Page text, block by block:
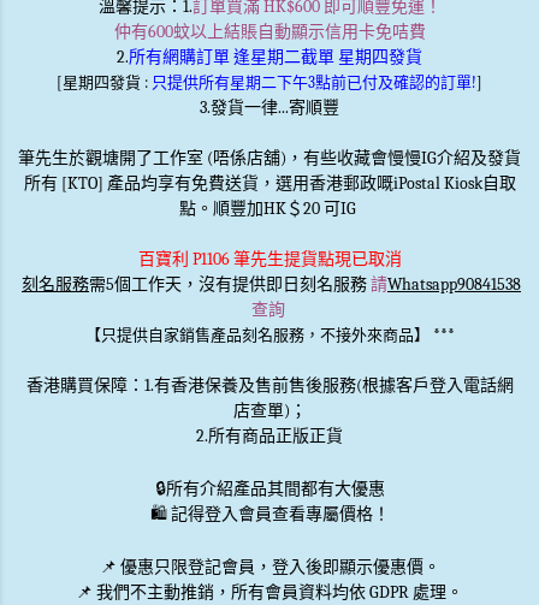
溫馨提示：1.訂單買滿 HK$600 即可順豐免運！
仲有600蚊以上結賬自動顯示信用卡免咭費
2.所有網購訂單 逢星期二截單 星期四發貨
[星期四發貨 : 只提供所有星期二下午3點前已付及確認的訂單!]
3.發貨一律...寄順豐
筆先生於觀塘開了工作室 (唔係店舖)，有些收藏會慢慢IG介紹及發貨
所有 [KTO] 產品均享有免費送貨，選用香港郵政嘅iPostal Kiosk自取
點。順豐加HK＄20 可IG
百寶利 P1106 筆先生提貨點現已取消
刻名服務需5個工作天，沒有提供即日刻名服務請Whatsapp90841538
查詢
【只提供自家銷售產品刻名服務，不接外來商品】 ***
香港購買保障：1.有香港保養及售前售後服務(根據客戶登入電話網
店查單)；
2.所有商品正版正貨
🔒所有介紹產品其間都有大優惠
🛍️ 記得登入會員查看專屬價格！
📌 優惠只限登記會員 ，登入後即顯示優惠價。
📌 我們不主動推銷 ，所有會員資料均依 GDPR 處理。